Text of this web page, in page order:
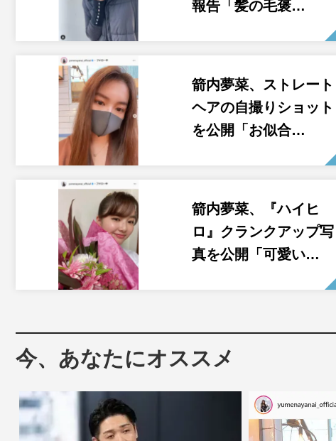
報告「髪の毛褒…
箭内夢菜、ストレート
ヘアの自撮りショット
を公開「お似合…
箭内夢菜、『ハイヒ
ロ』クランクアップ写
真を公開「可愛い…
今、あなたにオススメ